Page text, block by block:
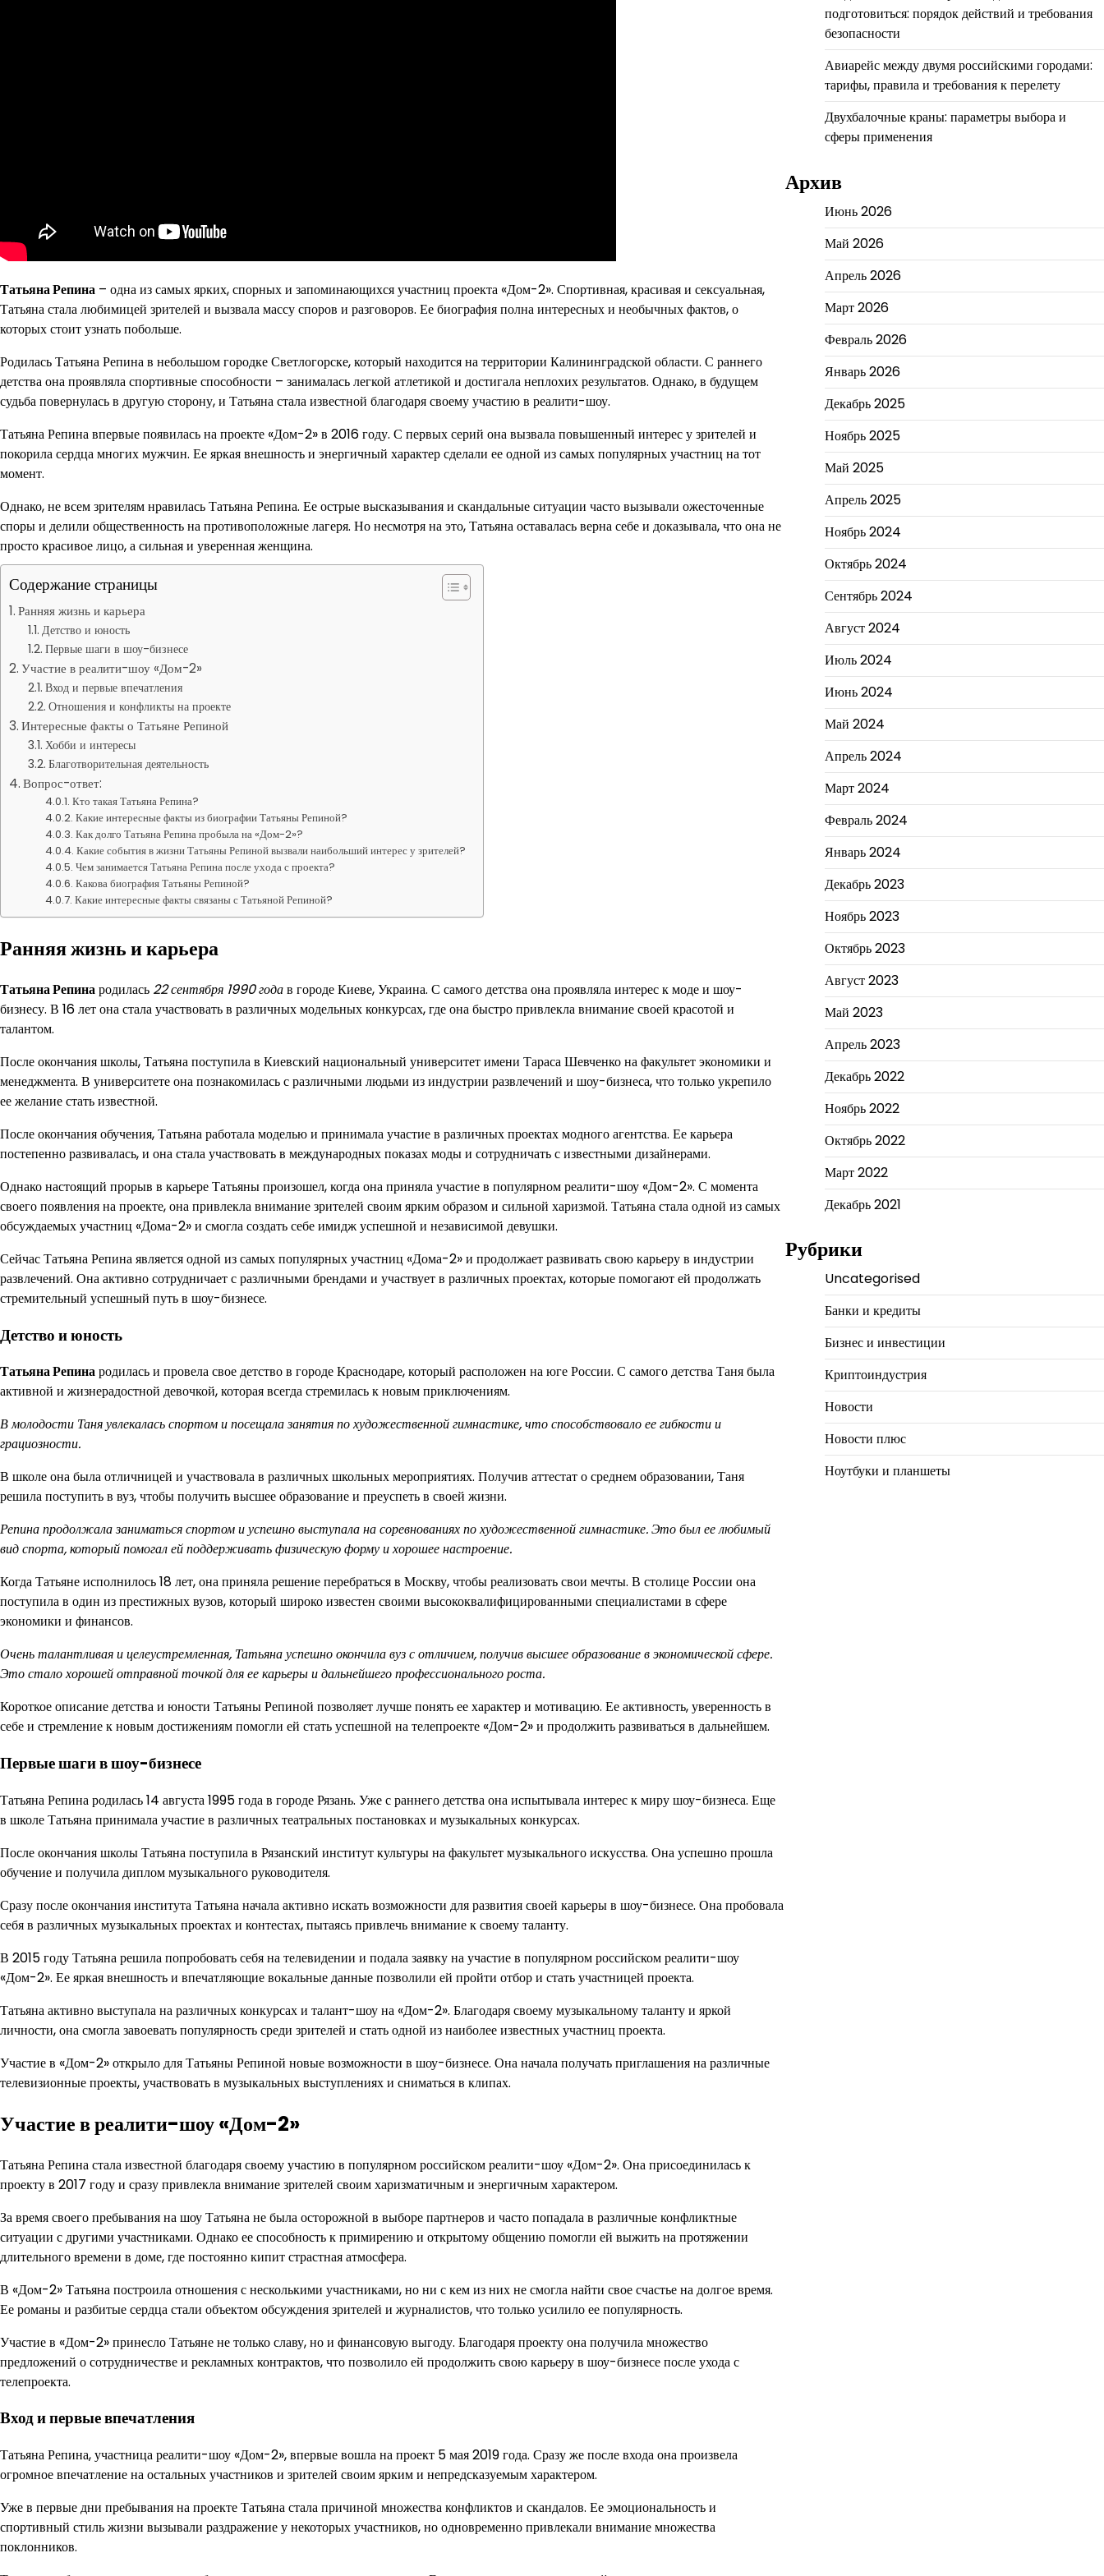
Татьяна Репина – одна из самых ярких, спорных и запоминающихся участниц проекта «Дом-2». Спортивная, красивая и сексуальная,
Татьяна стала любимицей зрителей и вызвала массу споров и разговоров. Ее биография полна интересных и необычных фактов, о
которых стоит узнать побольше.
Родилась Татьяна Репина в небольшом городке Светлогорске, который находится на территории Калининградской области. С раннего
детства она проявляла спортивные способности – занималась легкой атлетикой и достигала неплохих результатов. Однако, в будущем
судьба повернулась в другую сторону, и Татьяна стала известной благодаря своему участию в реалити-шоу.
Татьяна Репина впервые появилась на проекте «Дом-2» в 2016 году. С первых серий она вызвала повышенный интерес у зрителей и
покорила сердца многих мужчин. Ее яркая внешность и энергичный характер сделали ее одной из самых популярных участниц на тот
момент.
Однако, не всем зрителям нравилась Татьяна Репина. Ее острые высказывания и скандальные ситуации часто вызывали ожесточенные
споры и делили общественность на противоположные лагеря. Но несмотря на это, Татьяна оставалась верна себе и доказывала, что она не
просто красивое лицо, а сильная и уверенная женщина.
Содержание страницы
Ранняя жизнь и карьера
Детство и юность
Первые шаги в шоу-бизнесе
Участие в реалити-шоу «Дом-2»
Вход и первые впечатления
Отношения и конфликты на проекте
Интересные факты о Татьяне Репиной
Хобби и интересы
Благотворительная деятельность
Вопрос-ответ:
Кто такая Татьяна Репина?
Какие интересные факты из биографии Татьяны Репиной?
Как долго Татьяна Репина пробыла на «Дом-2»?
Какие события в жизни Татьяны Репиной вызвали наибольший интерес у зрителей?
Чем занимается Татьяна Репина после ухода с проекта?
Какова биография Татьяны Репиной?
Какие интересные факты связаны с Татьяной Репиной?
Ранняя жизнь и карьера
Татьяна Репинародилась 22 сентября 1990 годав городе Киеве, Украина. С самого детства она проявляла интерес к моде и шоу-
бизнесу. В 16 лет она стала участвовать в различных модельных конкурсах, где она быстро привлекла внимание своей красотой и
талантом.
После окончания школы, Татьяна поступила в Киевский национальный университет имени Тараса Шевченко на факультет экономики и
менеджмента. В университете она познакомилась с различными людьми из индустрии развлечений и шоу-бизнеса, что только укрепило
ее желание стать известной.
После окончания обучения, Татьяна работала моделью и принимала участие в различных проектах модного агентства. Ее карьера
постепенно развивалась, и она стала участвовать в международных показах моды и сотрудничать с известными дизайнерами.
Однако настоящий прорыв в карьере Татьяны произошел, когда она приняла участие в популярном реалити-шоу «Дом-2». С момента
своего появления на проекте, она привлекла внимание зрителей своим ярким образом и сильной харизмой. Татьяна стала одной из самых
обсуждаемых участниц «Дома-2» и смогла создать себе имидж успешной и независимой девушки.
Сейчас Татьяна Репина является одной из самых популярных участниц «Дома-2» и продолжает развивать свою карьеру в индустрии
развлечений. Она активно сотрудничает с различными брендами и участвует в различных проектах, которые помогают ей продолжать
стремительный успешный путь в шоу-бизнесе.
Детство и юность
Татьяна Репинародилась и провела свое детство в городе Краснодаре, который расположен на юге России. С самого детства Таня была
активной и жизнерадостной девочкой, которая всегда стремилась к новым приключениям.
В молодости Таня увлекалась спортом и посещала занятия по художественной гимнастике, что способствовало ее гибкости и
грациозности.
В школе она была отличницей и участвовала в различных школьных мероприятиях. Получив аттестат о среднем образовании, Таня
решила поступить в вуз, чтобы получить высшее образование и преуспеть в своей жизни.
Репина продолжала заниматься спортом и успешно выступала на соревнованиях по художественной гимнастике. Это был ее любимый
вид спорта, который помогал ей поддерживать физическую форму и хорошее настроение.
Когда Татьяне исполнилось 18 лет, она приняла решение перебраться в Москву, чтобы реализовать свои мечты. В столице России она
поступила в один из престижных вузов, который широко известен своими высококвалифицированными специалистами в сфере
экономики и финансов.
Очень талантливая и целеустремленная, Татьяна успешно окончила вуз с отличием, получив высшее образование в экономической сфере.
Это стало хорошей отправной точкой для ее карьеры и дальнейшего профессионального роста.
Короткое описание детства и юности Татьяны Репиной позволяет лучше понять ее характер и мотивацию. Ее активность, уверенность в
себе и стремление к новым достижениям помогли ей стать успешной на телепроекте «Дом-2» и продолжить развиваться в дальнейшем.
Первые шаги в шоу-бизнесе
Татьяна Репина родилась 14 августа 1995 года в городе Рязань. Уже с раннего детства она испытывала интерес к миру шоу-бизнеса. Еще
в школе Татьяна принимала участие в различных театральных постановках и музыкальных конкурсах.
После окончания школы Татьяна поступила в Рязанский институт культуры на факультет музыкального искусства. Она успешно прошла
обучение и получила диплом музыкального руководителя.
Сразу после окончания института Татьяна начала активно искать возможности для развития своей карьеры в шоу-бизнесе. Она пробовала
себя в различных музыкальных проектах и контестах, пытаясь привлечь внимание к своему таланту.
В 2015 году Татьяна решила попробовать себя на телевидении и подала заявку на участие в популярном российском реалити-шоу
«Дом-2». Ее яркая внешность и впечатляющие вокальные данные позволили ей пройти отбор и стать участницей проекта.
Татьяна активно выступала на различных конкурсах и талант-шоу на «Дом-2». Благодаря своему музыкальному таланту и яркой
личности, она смогла завоевать популярность среди зрителей и стать одной из наиболее известных участниц проекта.
Участие в «Дом-2» открыло для Татьяны Репиной новые возможности в шоу-бизнесе. Она начала получать приглашения на различные
телевизионные проекты, участвовать в музыкальных выступлениях и сниматься в клипах.
Участие в реалити-шоу «Дом-2»
Татьяна Репина стала известной благодаря своему участию в популярном российском реалити-шоу «Дом-2». Она присоединилась к
проекту в 2017 году и сразу привлекла внимание зрителей своим харизматичным и энергичным характером.
За время своего пребывания на шоу Татьяна не была осторожной в выборе партнеров и часто попадала в различные конфликтные
ситуации с другими участниками. Однако ее способность к примирению и открытому общению помогли ей выжить на протяжении
длительного времени в доме, где постоянно кипит страстная атмосфера.
В «Дом-2» Татьяна построила отношения с несколькими участниками, но ни с кем из них не смогла найти свое счастье на долгое время.
Ее романы и разбитые сердца стали объектом обсуждения зрителей и журналистов, что только усилило ее популярность.
Участие в «Дом-2» принесло Татьяне не только славу, но и финансовую выгоду. Благодаря проекту она получила множество
предложений о сотрудничестве и рекламных контрактов, что позволило ей продолжить свою карьеру в шоу-бизнесе после ухода с
телепроекта.
Вход и первые впечатления
Татьяна Репина, участница реалити-шоу «Дом-2», впервые вошла на проект 5 мая 2019 года. Сразу же после входа она произвела
огромное впечатление на остальных участников и зрителей своим ярким и непредсказуемым характером.
Уже в первые дни пребывания на проекте Татьяна стала причиной множества конфликтов и скандалов. Ее эмоциональность и
спортивный стиль жизни вызывали раздражение у некоторых участников, но одновременно привлекали внимание множества
поклонников.
подготовиться: порядок действий и требования
безопасности
Авиарейс между двумя российскими городами:
тарифы, правила и требования к перелету
Двухбалочные краны: параметры выбора и
сферы применения
Архив
Июнь 2026
Май 2026
Апрель 2026
Март 2026
Февраль 2026
Январь 2026
Декабрь 2025
Ноябрь 2025
Май 2025
Апрель 2025
Ноябрь 2024
Октябрь 2024
Сентябрь 2024
Август 2024
Июль 2024
Июнь 2024
Май 2024
Апрель 2024
Март 2024
Февраль 2024
Январь 2024
Декабрь 2023
Ноябрь 2023
Октябрь 2023
Август 2023
Май 2023
Апрель 2023
Декабрь 2022
Ноябрь 2022
Октябрь 2022
Март 2022
Декабрь 2021
Рубрики
Uncategorised
Банки и кредиты
Бизнес и инвестиции
Криптоиндустрия
Новости
Новости плюс
Ноутбуки и планшеты